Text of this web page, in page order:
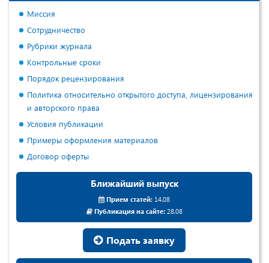
Миссия
Сотрудничество
Рубрики журнала
Контрольные сроки
Порядок рецензирования
Политика относительно открытого доступа, лицензирования
и авторского права
Условия публикации
Примеры оформления материалов
Договор оферты
Ближайший выпуск
Прием статей: 14.08
Публикация на сайте:28.08
Подать заявку